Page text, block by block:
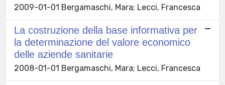
2009-01-01 Bergamaschi, Mara; Lecci, Francesca
La costruzione della base informativa per
la determinazione del valore economico
delle aziende sanitarie
2008-01-01 Bergamaschi, Mara; Lecci, Francesca